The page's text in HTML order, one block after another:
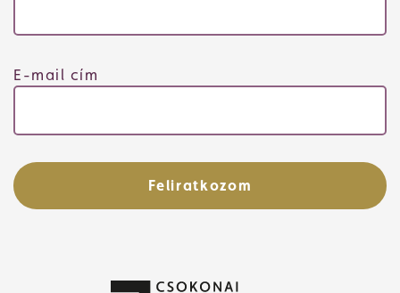
E-mail cím
Feliratkozom